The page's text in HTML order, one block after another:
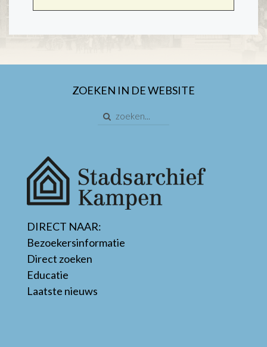
ZOEKEN IN DE WEBSITE
DIRECT NAAR:
Bezoekersinformatie
Direct zoeken
Educatie
Laatste nieuws